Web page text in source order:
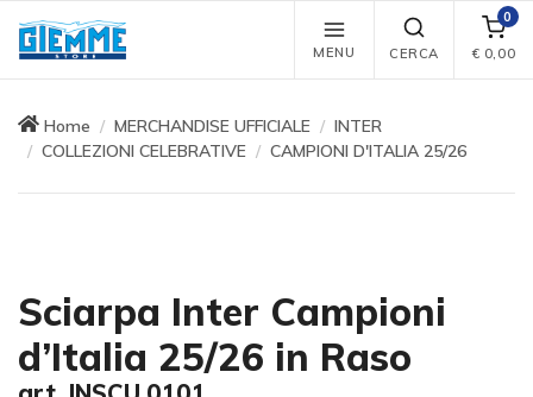
MENU CERCA
0
€ 0,00
Home MERCHANDISE UFFICIALE
INTER
COLLEZIONI CELEBRATIVE
CAMPIONI D'ITALIA 25/26
Sciarpa Inter Campioni
d’Italia 25/26 in Raso